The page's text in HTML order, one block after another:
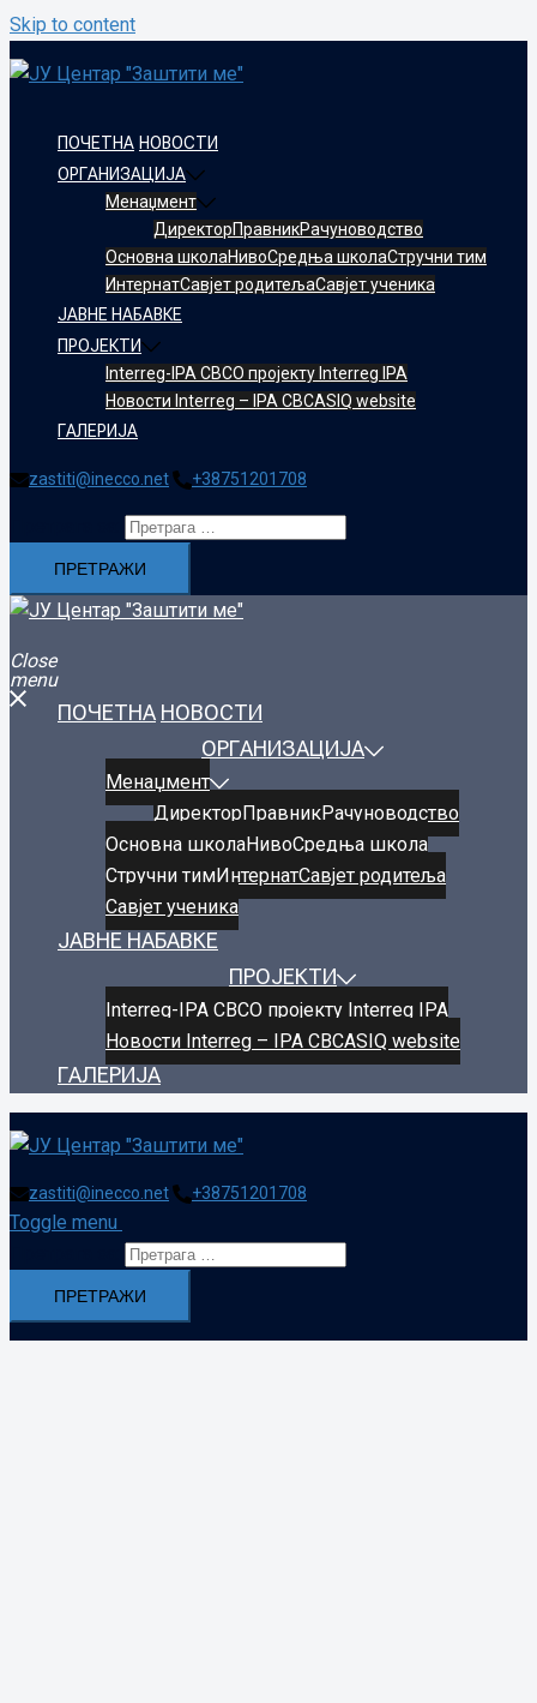
Skip to content
ПОЧЕТНА НОВОСТИ
ОРГАНИЗАЦИЈА
Менаџмент
ДиректорПравникРачуноводство
Oсновнa школaНивоСредња школаСтручни тим
ИнтернатСавјет родитељаСавјет ученика
ЈАВНЕ НАБАВКЕ
ПРОЈЕКТИ
Interreg-IPA CBCО пројекту Interreg IPA
Новости Interreg – IPA CBCASIQ website
ГАЛЕРИЈА
zastiti@inecco.net +38751201708
Close
menu
ПОЧЕТНА НОВОСТИ
ОРГАНИЗАЦИЈА
Менаџмент
ДиректорПравникРачуноводство
Oсновнa школaНивоСредња школа
Стручни тимИнтернатСавјет родитеља
Савјет ученика
ЈАВНЕ НАБАВКЕ
ПРОЈЕКТИ
Interreg-IPA CBCО пројекту Interreg IPA
Новости Interreg – IPA CBCASIQ website
ГАЛЕРИЈА
zastiti@inecco.net +38751201708
Toggle menu